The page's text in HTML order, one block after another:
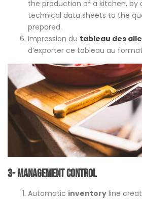
the production of a kitchen, by
technical data sheets to the
prepared.
Impression du tableau des
d’exporter ce tableau au
3- Management control
Automatic inventory line